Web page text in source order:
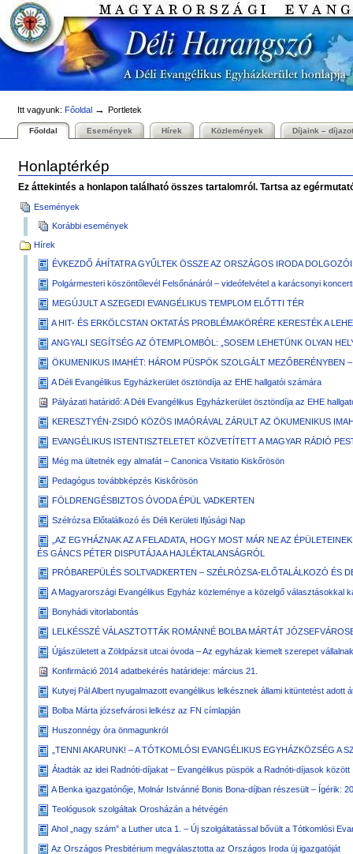
Tovább
tartalomhoz
|
Ugrás
Személyes
eszközök
Itt vagyunk: Főoldal →Portletek
Bekezdések
Főoldal Események Hírek Közlemények Díjaink –
Honlaptérkép
Ez áttekintés a honlapon található összes tartalomról. Tartsa az
Események
Korábbi események
Hírek
ÉVKEZDŐ ÁHÍTATRA GYŰLTEK ÖSSZE AZ ORSZÁGOS IRODA
Polgármesteri köszöntőlevél Felsőnánáról – videófelvétel a karácsonyi
MEGÚJULT A SZEGEDI EVANGÉLIKUS TEMPLOM ELŐTTI TÉR
A HIT- ÉS ERKÖLCSTAN OKTATÁS PROBLÉMAKÖRÉRE KERESTÉK A
ANGYALI SEGÍTSÉG AZ ÓTEMPLOMBÓL: „SOSEM LEHETÜNK OLYAN
ÖKUMENIKUS IMAHÉT: HÁROM PÜSPÖK SZOLGÁLT
A Déli Evangélikus Egyházkerület ösztöndíja az EHE hallgatói számára
Pályázati határidő: A Déli Evangélikus Egyházkerület ösztöndíja az EHE
KERESZTYÉN-ZSIDÓ KÖZÖS IMAÓRÁVAL ZÁRULT AZ ÖKUMENIKUS
EVANGÉLIKUS ISTENTISZTELETET KÖZVETÍTETT A MAGYAR RÁDIÓ
Még ma ültetnék egy almafát – Canonica Visitatio Kiskőrösön
Pedagógus továbbképzés Kiskőrösön
FÖLDRENGÉSBIZTOS ÓVODA ÉPÜL VADKERTEN
Szélrózsa Előtalálkozó és Déli Kerületi Ifjúsági Nap
„AZ EGYHÁZNAK AZ A FELADATA, HOGY MOST MÁR NE AZ
ÉS GÁNCS PÉTER DISPUTÁJA A HAJLÉKTALANSÁGRÓL
PRÓBAREPÜLÉS SOLTVADKERTEN – SZÉLRÓZSA-ELŐTALÁLKOZÓ ÉS
A Magyarországi Evangélikus Egyház közleménye a közelgő választásokkal
Bonyhádi vitorlabontás
LELKÉSSZÉ VÁLASZTOTTÁK ROMÁNNÉ BOLBA MÁRTÁT
Újjászületett a Zöldpázsit utcai óvoda – Az egyházak kiemelt szerepet
Konfirmáció 2014 adatbekérés határideje: március 21.
Kutyej Pál Albert nyugalmazott evangélikus lelkésznek állami kitüntetést adott
Bolba Márta józsefvárosi lelkész az FN címlapján
Huszonnégy óra önmagunkról
„TENNI AKARUNK! – A TÓTKOMLÓSI EVANGÉLIKUS EGYHÁZKÖZSÉG A
Átadták az idei Radnóti-díjakat – Evangélikus püspök a Radnóti-díjasok között
A Benka igazgatónője, Molnár Istvánné Bonis Bona-díjban részesült – Ígérik:
Teológusok szolgáltak Orosházán a hétvégén
Ahol „nagy szám” a Luther utca 1. – Új szolgáltatással bővült a Tótkomlósi
Az Országos Presbitérium megválasztotta az Országos Iroda új igazgatóját